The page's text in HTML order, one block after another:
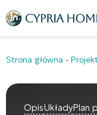
Strona główna -
OpisUkładyPlan